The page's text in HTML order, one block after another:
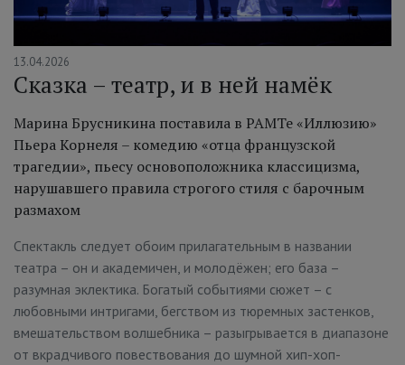
13.04.2026
Сказка – театр, и в ней намёк
Марина Брусникина поставила в РАМТе «Иллюзию»
Пьера Корнеля – комедию «отца французской
трагедии», пьесу основоположника классицизма,
нарушавшего правила строгого стиля с барочным
размахом
Спектакль следует обоим прилагательным в названии
театра – он и академичен, и молодёжен; его база –
разумная эклектика. Богатый событиями сюжет – с
любовными интригами, бегством из тюремных застенков,
вмешательством волшебника – разыгрывается в диапазоне
от вкрадчивого повествования до шумной хип-хоп-